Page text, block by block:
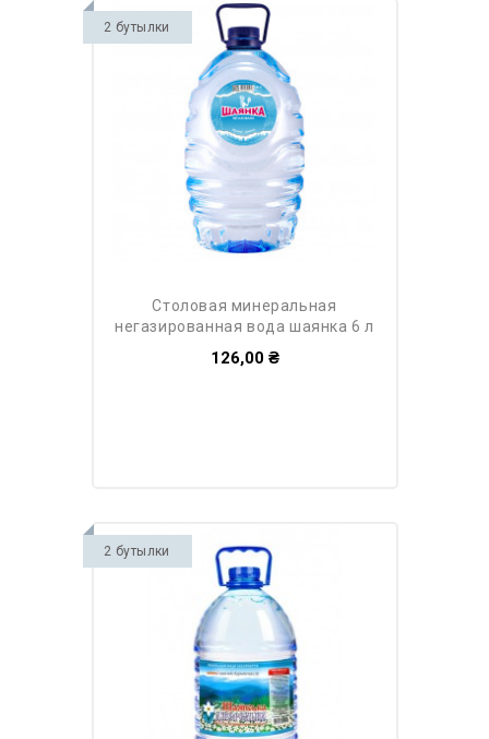
2 бутылки
столовая минеральная
негазированная вода шаянка 6 л
126,00 ₴
2 бутылки